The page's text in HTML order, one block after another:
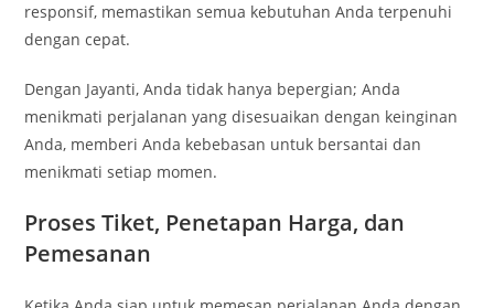
responsif, memastikan semua kebutuhan Anda terpenuhi
dengan cepat.
Dengan Jayanti, Anda tidak hanya bepergian; Anda
menikmati perjalanan yang disesuaikan dengan keinginan
Anda, memberi Anda kebebasan untuk bersantai dan
menikmati setiap momen.
Proses Tiket, Penetapan Harga, dan
Pemesanan